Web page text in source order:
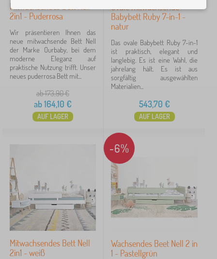
e
l
B
a
b
y
b
e
Filtern
Suche innerhalb des filters
Verfügbarkeit
Tip
Mitwachsendes Bett Nell
2in1 - Puderrosa
Wir präsentieren Ihnen das
neue mitwachsende Bett Nell
der Marke Ourbaby, bei dem
moderne Eleganz auf
praktische Nutzung trifft. Unser
neues puderrosa Bett mit...
ab 173,90€
ab164,10 €
AUF LAGER
Ovale mitwachsende
Babybett Ruby 7-in-1 -
natur
Das ovale Babybett Ruby 7-in-1
ist praktisch, elegant und
langlebig. Es ist eine Wahl, die
jahrelang hält. Es ist aus
sorgfältig ausgewählten
Materialien...
543,70 €
AUF LAGER
Mitwachsendes Bett Nell
2in1 - weiß
-6%
Wachsendes Beet Nell 2 in
1 - Pastellgrün